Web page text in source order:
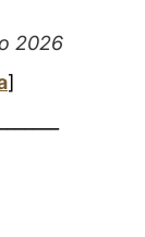
2026
]